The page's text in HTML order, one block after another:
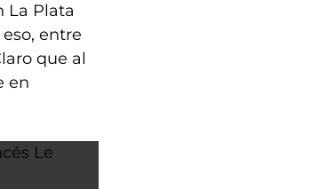
La Plata
entre
que al
en